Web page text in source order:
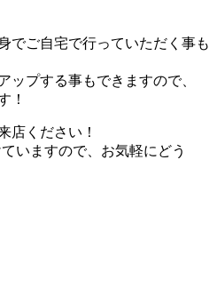
でご自宅で行っていただく事も
ップする事もできますので、
！
店ください！
いますので、お気軽にどう